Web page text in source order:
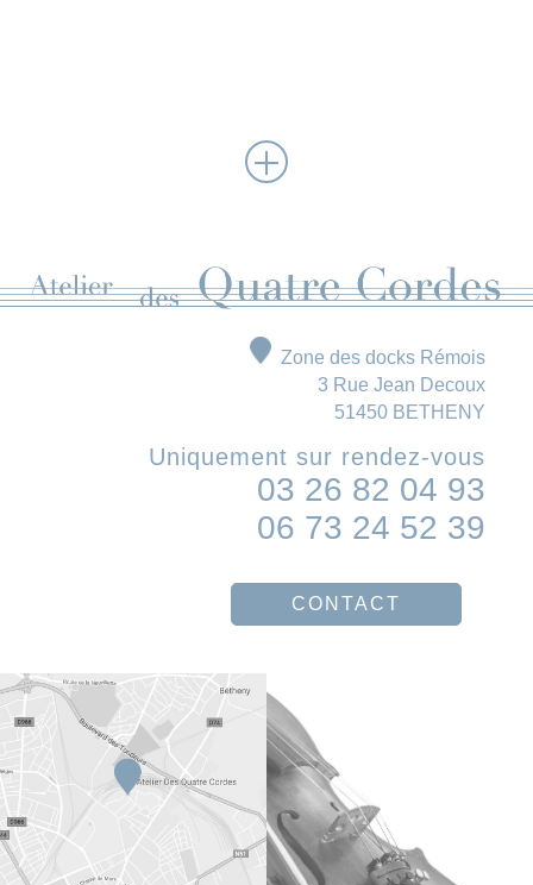
Zone des docks Rémois
3 Rue Jean Decoux
51450 BETHENY
Uniquement sur rendez-vous
03 26 82 04 93
06 73 24 52 39
CONTACT